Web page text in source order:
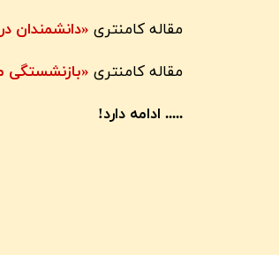
مقاله کامنتری «دانشمندان
مقاله کامنتری «بازنشستگی
..... ادامه دارد!